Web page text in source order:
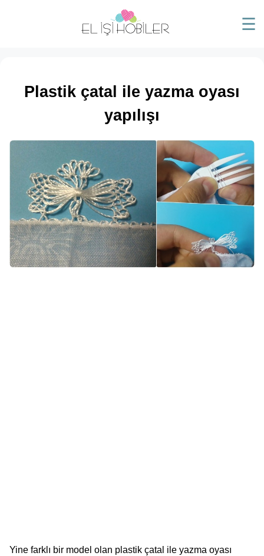
☰
Plastik çatal ile yazma oyası
yapılışı
Yine farklı bir model olan plastik çatal ile yazma oyası